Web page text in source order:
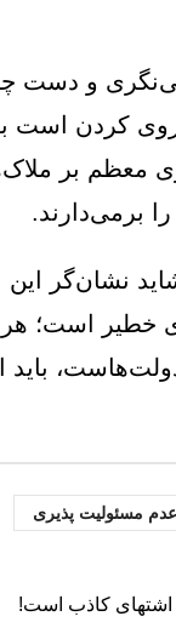
و دست
کردن است
معظم بر
برمی‌دارند.
نشان‌گر این
خطیر است؛
باید
عدم مسئولیت پذیری
اشتهای کاذب است!